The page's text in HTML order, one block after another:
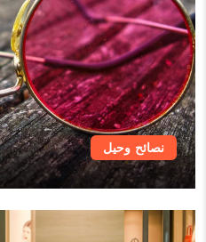
نصائح وحيل